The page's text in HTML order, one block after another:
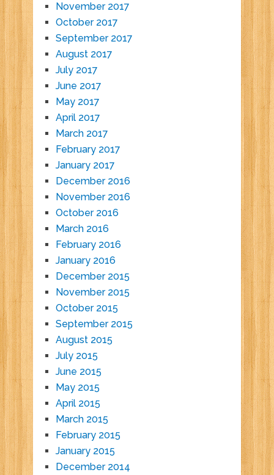
November 2017
October 2017
September 2017
August 2017
July 2017
June 2017
May 2017
April 2017
March 2017
February 2017
January 2017
December 2016
November 2016
October 2016
March 2016
February 2016
January 2016
December 2015
November 2015
October 2015
September 2015
August 2015
July 2015
June 2015
May 2015
April 2015
March 2015
February 2015
January 2015
December 2014